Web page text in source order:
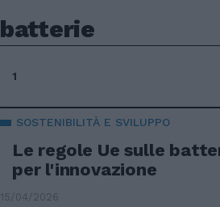
batterie
1
SOSTENIBILITÀ E SVILUPPO
Le regole Ue sulle
per l'innovazione
15/04/2026